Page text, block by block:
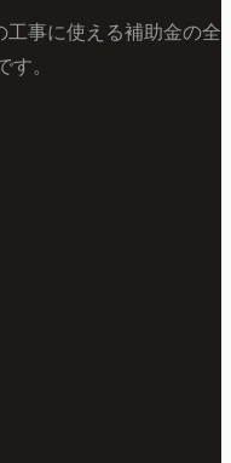
工事に使える補助金の全
。